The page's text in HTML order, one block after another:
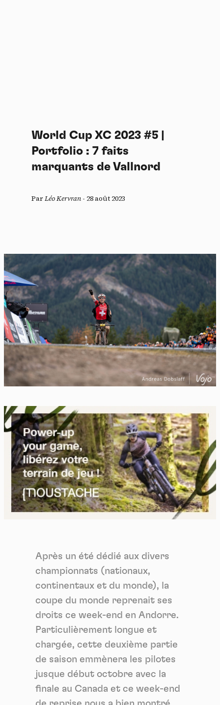
World Cup XC 2023 #5 |
Portfolio : 7 faits
marquants de Vallnord
ParLéo Kervran - 28 août 2023
Après un été dédié aux divers
championnats (nationaux,
continentaux et du monde), la
coupe du monde reprenait ses
droits ce week-end en Andorre.
Particulièrement longue et
chargée, cette deuxième partie
de saison emmènera les pilotes
jusque début octobre avec la
finale au Canada et ce week-end